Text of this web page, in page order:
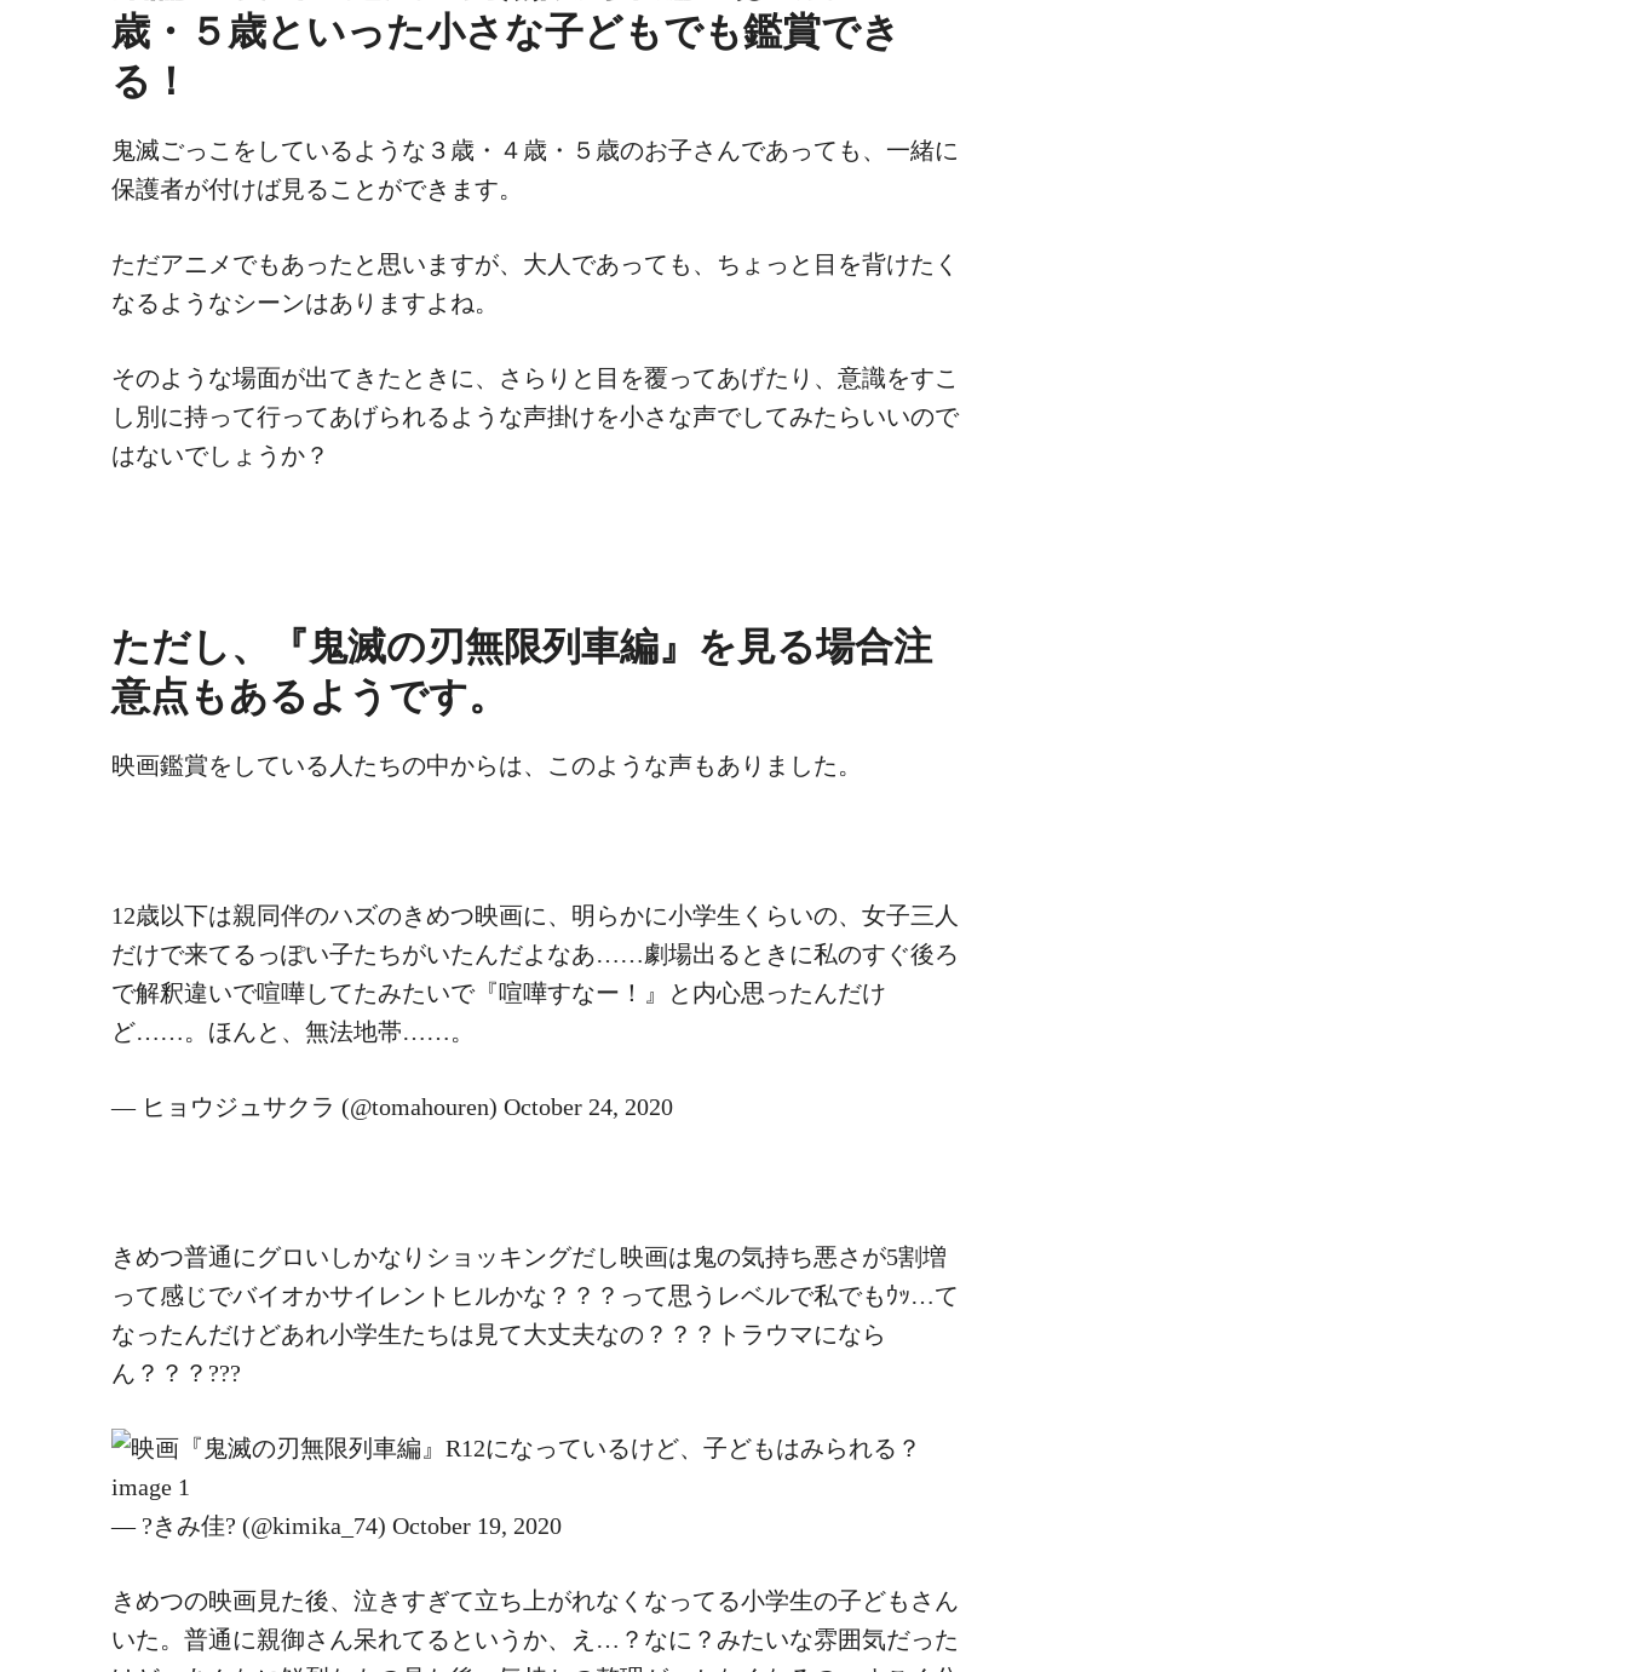
歳・５歳といった小さな子どもでも鑑賞でき
る！
鬼滅ごっこをしているような３歳・４歳・５歳のお子さんであっても、一緒に
保護者が付けば見ることができます。
ただアニメでもあったと思いますが、大人であっても、ちょっと目を背けたく
なるようなシーンはありますよね。
そのような場面が出てきたときに、さらりと目を覆ってあげたり、意識をすこ
し別に持って行ってあげられるような声掛けを小さな声でしてみたらいいので
はないでしょうか？
ただし、『鬼滅の刃無限列車編』を見る場合注
意点もあるようです。
映画鑑賞をしている人たちの中からは、このような声もありました。
12歳以下は親同伴のハズのきめつ映画に、明らかに小学生くらいの、女子三人
だけで来てるっぽい子たちがいたんだよなあ……劇場出るときに私のすぐ後ろ
で解釈違いで喧嘩してたみたいで『喧嘩すなー！』と内心思ったんだけ
ど……。ほんと、無法地帯……。
— ヒョウジュサクラ (@tomahouren) October 24, 2020
きめつ普通にグロいしかなりショッキングだし映画は鬼の気持ち悪さが5割増
って感じでバイオかサイレントヒルかな？？？って思うレベルで私でもｳｯ…て
なったんだけどあれ小学生たちは見て大丈夫なの？？？トラウマになら
ん？？？???
— ?きみ佳? (@kimika_74) October 19, 2020
きめつの映画見た後、泣きすぎて立ち上がれなくなってる小学生の子どもさん
いた。普通に親御さん呆れてるというか、え…？なに？みたいな雰囲気だった